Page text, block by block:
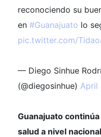
reconociendo su
en #Guanajuato lo
pic.twitter.com/
— Diego Sinhue
(@diegosinhue) April
Guanajuato
salud a nivel